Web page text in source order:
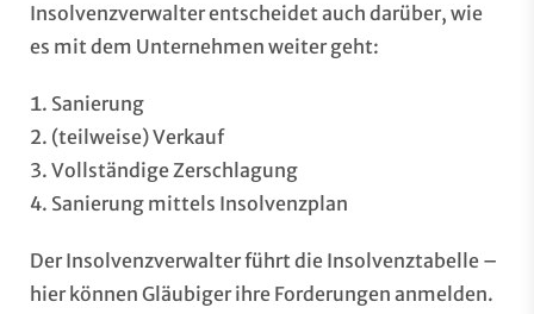
Insolvenzverwalter entscheidet auch darüber, wie
es mit dem Unternehmen weiter geht:
Sanierung
(teilweise) Verkauf
Vollständige Zerschlagung
Sanierung mittels Insolvenzplan
Der Insolvenzverwalter führt die Insolvenztabelle –
hier können Gläubiger ihre Forderungen anmelden.